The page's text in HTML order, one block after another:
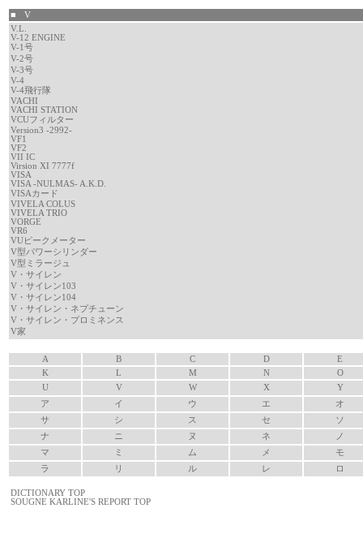
■ V
V.L.
V-12 ENGINE
V-1号
V-2号
V-3号
V-4
V-4飛行隊
VACHI
VACHI STATION
VCUフィルター
Version3 -2992-
VF1
VF2
VII IC
Virsion XI 7777f
VISA
VISA -NULMAS- A.K.D.
VISAカード
VIVELA COLUS
VIVELA TRIO
VORGE
VR6
VUピークメーター
V型パワーシリンダー
V型ミラージュ
V・サイレン
V・サイレン103
V・サイレン104
V・サイレン・ネプチューン
V・サイレン・プロミネンス
V家
A B C D
E
K
L M N
O
U
V W X
Y
ア
イ ウ エ
オ
サ
シ ス セ
ソ
ナ
ニ ヌ ネ
ノ
マ
ミ ム メ
モ
ラ
リ ル レ ロ
DICTIONARY TOP
SOUGNE KARLINE'S REPORT TOP